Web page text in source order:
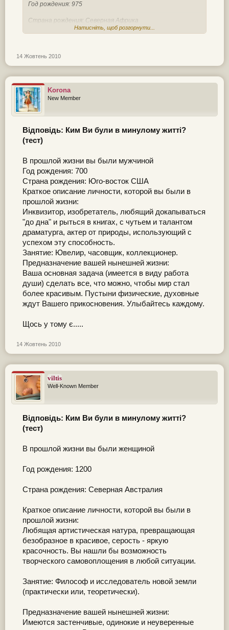
Год рождения: 975
Страна рождения: Северная Африка
Вам хотелось бы путешествовать и исследовать
Занятие: Изобретательство и проектирование,
вовлечение разных занятий.
Предназначение вашей нынешней жизни:
В мире много одиноких и больных людей. Вы должны
помогать тем, кто имеет менее счастливую судьбу, чем
Ваша.
Натисніть, щоб розгорнути...
14 Жовтень 2010
Korona
New Member
Відповідь: Ким Ви були в минулому житті?
(тест)
В прошлой жизни вы были мужчиной
Год рождения: 700
Страна рождения: Юго-восток США
Краткое описание личности, которой вы были в
прошлой жизни:
Инквизитор, изобретатель, любящий докапываться
"до дна" и рыться в книгах, с чутьем и талантом
драматурга, актер от природы, использующий с
успехом эту способность.
Занятие: Ювелир, часовщик, коллекционер.
Предназначение вашей нынешней жизни:
Ваша основная задача (имеется в виду работа
души) сделать все, что можно, чтобы мир стал
более красивым. Пустыни физические, духовные
ждут Вашего прикосновения. Улыбайтесь каждому.
Щось у тому є.....
14 Жовтень 2010
viltis
Well-Known Member
Відповідь: Ким Ви були в минулому житті?
(тест)
В прошлой жизни вы были женщиной
Год рождения: 1200
Страна рождения: Северная Австралия
Краткое описание личности, которой вы были в
прошлой жизни:
Любящая артистическая натура, превращающая
безобразное в красивое, серость - яркую
красочность. Вы нашли бы возможность
творческого самовоплощения в любой ситуации.
Занятие: Философ и исследователь новой земли
(практически или, теоретически).
Предназначение вашей нынешней жизни:
Имеются застенчивые, одинокие и неуверенные